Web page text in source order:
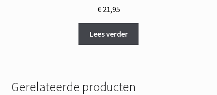
€21,95
Lees verder
Gerelateerde producten